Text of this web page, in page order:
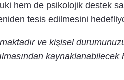
hem de psikolojik destek
tesis edilmesini
ve kişisel